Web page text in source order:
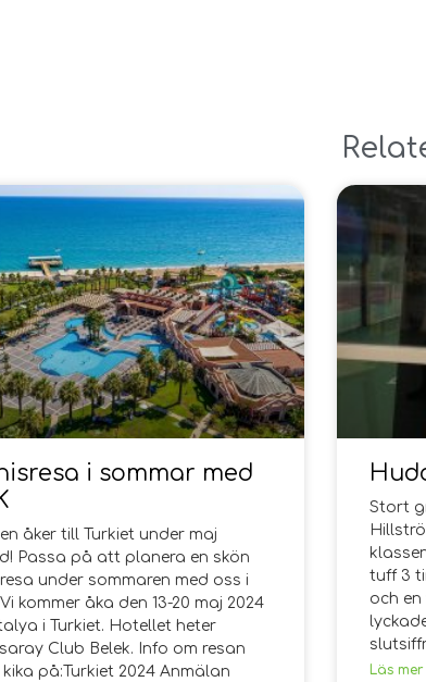
i sommar med
åker till Turkiet under maj
Passa på att planera en skön
under sommaren med oss i
Vi kommer åka den 13-20 maj 2024
i Turkiet. Hotellet heter
Club Belek. Info om resan
kika på:Turkiet 2024 Anmälan
Stort
tuff 3
och
Läs mer